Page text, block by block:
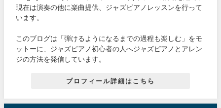
現在は演奏の他に楽曲提供、ジャズピアノレッスンを行って
います。
このブログは「弾けるようになるまでの過程も楽しむ」をモ
ットーに、ジャズピアノ初心者の人へジャズピアノとアレン
ジの方法を発信しています。
プロフィール詳細はこちら